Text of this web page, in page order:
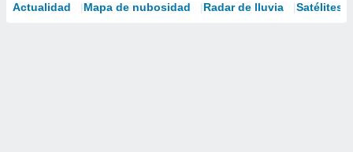
Actualidad Mapa de nubosidad Radar de lluvia Satélites